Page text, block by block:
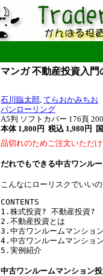
マンガ 不動産投資入門
石川臨太郎, てらおかみちお
パンローリング
A5判 ソフトカバー 176頁
本体 1,800円 税込 1,980円
品切れのためご注文いただけ
だれでもできる中古ワンル
こんなにローリスクでいい
CONTENTS
1.株式投資? 不動産投資?
2.不動産投資とは
3.中古ワンルームマンショ
4.中古ワンルームマンショ
中古ワンルームマンション